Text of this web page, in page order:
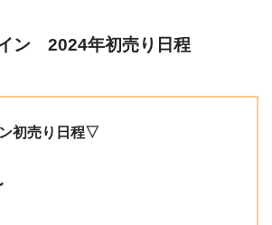
ン 2024年初売り日程
初売り日程▽